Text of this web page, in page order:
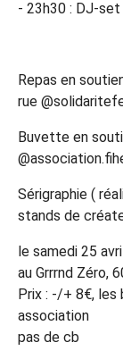
- 23h30 : DJ-set
Repas en
rue
Buvette en
Sérigraphie (
stands de
le samedi 25
au Grrrnd Zéro,
Prix : -/+ 8€,
association
pas de cb